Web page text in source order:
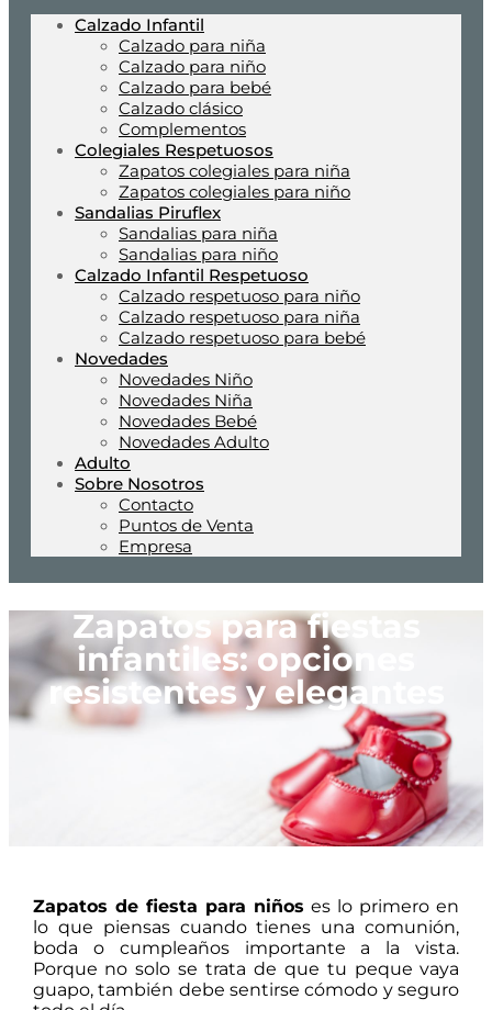
Calzado Infantil
Calzado para niña
Calzado para niño
Calzado para bebé
Calzado clásico
Complementos
Colegiales Respetuosos
Zapatos colegiales para niña
Zapatos colegiales para niño
Sandalias Piruflex
Sandalias para niña
Sandalias para niño
Calzado Infantil Respetuoso
Calzado respetuoso para niño
Calzado respetuoso para niña
Calzado respetuoso para bebé
Novedades
Novedades Niño
Novedades Niña
Novedades Bebé
Novedades Adulto
Adulto
Sobre Nosotros
Contacto
Puntos de Venta
Empresa
Zapatos para fiestas
infantiles: opciones
resistentes y elegantes
Zapatos de fiesta para niños es lo primero en
lo que piensas cuando tienes una comunión,
boda o cumpleaños importante a la vista.
Porque no solo se trata de que tu peque vaya
guapo, también debe sentirse cómodo y seguro